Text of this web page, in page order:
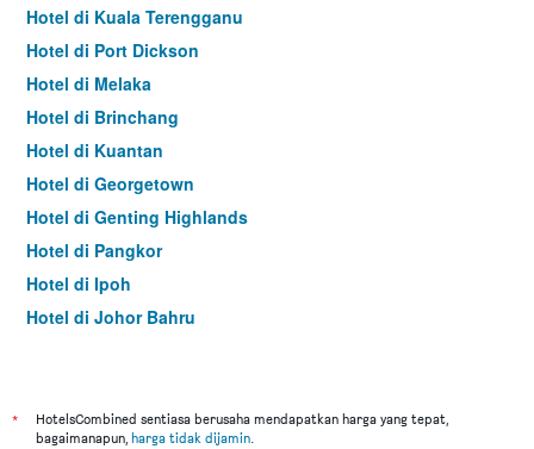
Hotel di Kuala Terengganu
Hotel di Port Dickson
Hotel di Melaka
Hotel di Brinchang
Hotel di Kuantan
Hotel di Georgetown
Hotel di Genting Highlands
Hotel di Pangkor
Hotel di Ipoh
Hotel di Johor Bahru
Hotel di Kuching
*
HotelsCombined sentiasa berusaha mendapatkan harga yang tepat,
bagaimanapun, harga tidak dijamin.